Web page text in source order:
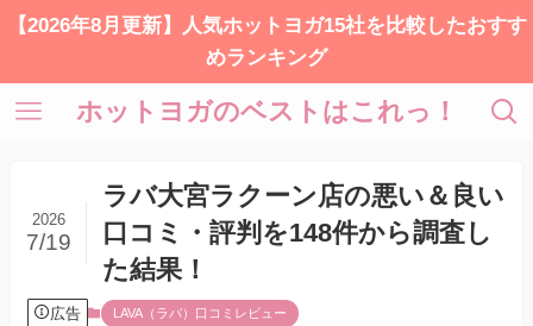
【2026年8月更新】人気ホットヨガ15社を比較したおすす
めランキング
ホットヨガのベストはこれっ！
ラバ大宮ラクーン店の悪い＆良い
口コミ・評判を148件から調査し
た結果！
2026
7/19
広告 LAVA（ラバ）口コミレビュー